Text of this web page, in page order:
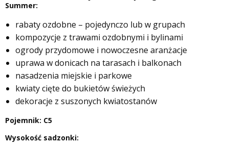
Summer:
rabaty ozdobne – pojedynczo lub w grupach
kompozycje z trawami ozdobnymi i bylinami
ogrody przydomowe i nowoczesne aranżacje
uprawa w donicach na tarasach i balkonach
nasadzenia miejskie i parkowe
kwiaty cięte do bukietów świeżych
dekoracje z suszonych kwiatostanów
Pojemnik: C5
Wysokość sadzonki: